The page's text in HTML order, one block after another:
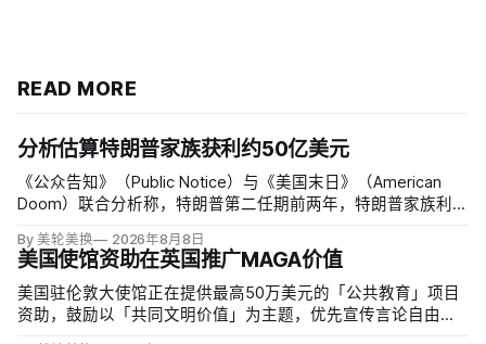
READ MORE
分析估算特朗普家族获利约50亿美元
《公众告知》（Public Notice）与《美国末日》（American
Doom）联合分析称，特朗普第二任期前两年，特朗普家族利润
22.5亿美元、外国授权业务2025年收入6100万美元；
By 美轮美换 2026年8月8日
美国使馆资助在英国推广MAGA价值
美国驻伦敦大使馆正在提供最高50万美元的「公共教育」项目
资助，鼓励以「共同文明价值」为主题，优先宣传言论自由、